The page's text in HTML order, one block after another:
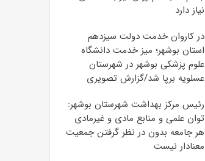
نیاز دارد
در کاروان خدمت دولت سیزدهم
استان بوشهر؛ میز خدمت دانشگاه
علوم پزشکی بوشهر در شهرستان
عسلویه برپا شد/گزارش تصویری
رئیس مرکز بهداشت شهرستان بوشهر:
توان علمی و منابع مادی و غیرمادی
هر جامعه بدون در نظر گرفتن جمعیت
معنادار نیست